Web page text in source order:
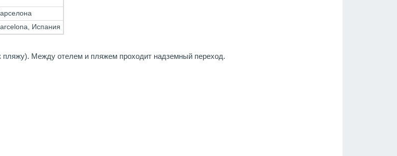
Испания
Между отелем и пляжем проходит надземный переход.